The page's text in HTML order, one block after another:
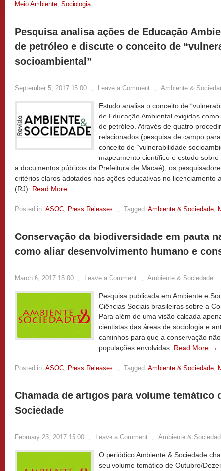
Meio Ambiente, Sociologia
Pesquisa analisa ações de Educação
de petróleo e discute o conceito de
socioambiental”
September 5, 2017 15:00 , Leave a Comment , Ambiente &
Estudo analisa o conceito de
de Educação Ambiental exigidas
de petróleo. Através de quatro
relacionados (pesquisa de campo
conceito de “vulnerabilidade
mapeamento científico e estudo
a documentos públicos da Prefeitura de Macaé), os
critérios claros adotados nas ações educativas no licenciamento
(RJ). Read More →
Posted in: ASOC, Press Releases , Tagged: Ambiente & Sociedade,
Conservação da biodiversidade em pauta
como aliar desenvolvimento humano e
March 6, 2017 15:00 , Leave a Comment , Ambiente & Sociedade
Pesquisa publicada em Ambiente e
Ciências Sociais brasileiras sobre a
Para além de uma visão calcada
cientistas das áreas de sociologia e
caminhos para que a conservação
populações envolvidas. Read More →
Posted in: ASOC, Press Releases , Tagged: Ambiente & Sociedade,
Chamada de artigos para volume temático
Sociedade
February 23, 2017 15:00 , Leave a Comment , Ambiente &
O periódico Ambiente & Sociedade
seu volume temático de Outubro/